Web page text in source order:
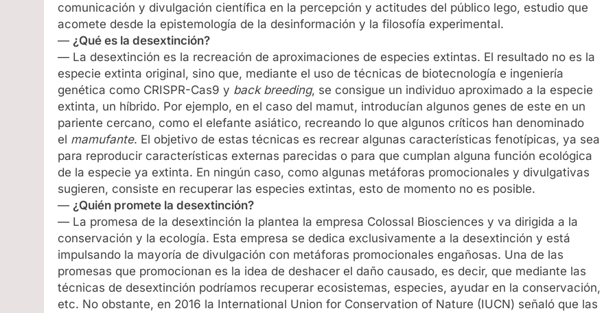
comunicación y divulgación científica en la percepción y actitudes del público lego, estudio que
acomete desde la epistemología de la desinformación y la filosofía experimental.
— ¿Qué es la desextinción?
— La desextinción es la recreación de aproximaciones de especies extintas. El resultado no es la
especie extinta original, sino que, mediante el uso de técnicas de biotecnología e ingeniería
genética como CRISPR-Cas9 y back breeding, se consigue un individuo aproximado a la especie
extinta, un híbrido. Por ejemplo, en el caso del mamut, introducían algunos genes de este en un
pariente cercano, como el elefante asiático, recreando lo que algunos críticos han denominado
el mamufante. El objetivo de estas técnicas es recrear algunas características fenotípicas, ya sea
para reproducir características externas parecidas o para que cumplan alguna función ecológica
de la especie ya extinta. En ningún caso, como algunas metáforas promocionales y divulgativas
sugieren, consiste en recuperar las especies extintas, esto de momento no es posible.
— ¿Quién promete la desextinción?
— La promesa de la desextinción la plantea la empresa Colossal Biosciences y va dirigida a la
conservación y la ecología. Esta empresa se dedica exclusivamente a la desextinción y está
impulsando la mayoría de divulgación con metáforas promocionales engañosas. Una de las
promesas que promocionan es la idea de deshacer el daño causado, es decir, que mediante las
técnicas de desextinción podríamos recuperar ecosistemas, especies, ayudar en la conservación,
etc. No obstante, en 2016 la International Union for Conservation of Nature (IUCN) señaló que las